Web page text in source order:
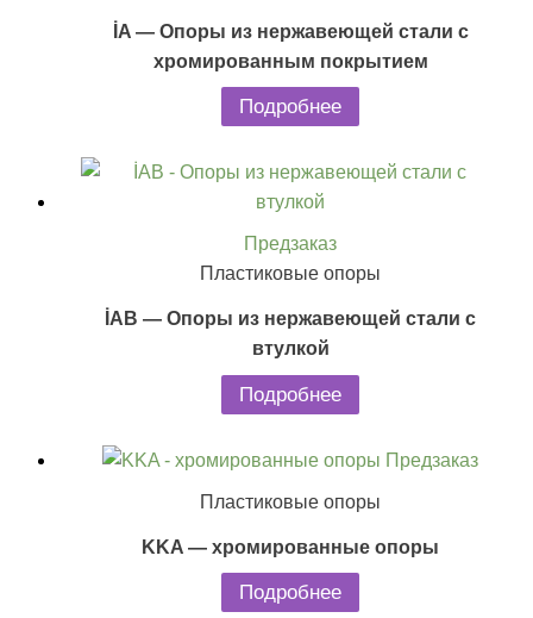
İA — Опоры из нержавеющей стали с
хромированным покрытием
Подробнее
Предзаказ
Пластиковые опоры
İAB — Опоры из нержавеющей стали с
втулкой
Подробнее
Предзаказ
Пластиковые опоры
KKA — хромированные опоры
Подробнее